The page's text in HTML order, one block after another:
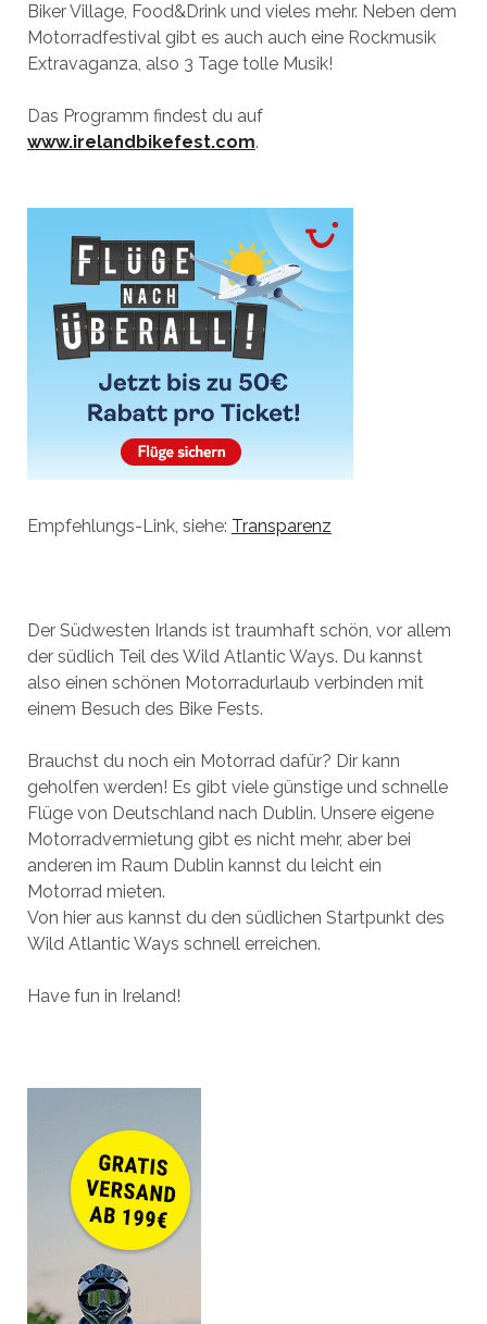
Biker Village, Food&Drink und vieles mehr. Neben dem
Motorradfestival gibt es auch auch eine Rockmusik
Extravaganza, also 3 Tage tolle Musik!
Das Programm findest du auf
www.irelandbikefest.com.
Empfehlungs-Link, siehe: Transparenz
Der Südwesten Irlands ist traumhaft schön, vor allem
der südlich Teil des Wild Atlantic Ways. Du kannst
also einen schönen Motorradurlaub verbinden mit
einem Besuch des Bike Fests.
Brauchst du noch ein Motorrad dafür? Dir kann
geholfen werden! Es gibt viele günstige und schnelle
Flüge von Deutschland nach Dublin. Unsere eigene
Motorradvermietung gibt es nicht mehr, aber bei
anderen im Raum Dublin kannst du leicht ein
Motorrad mieten.
Von hier aus kannst du den südlichen Startpunkt des
Wild Atlantic Ways schnell erreichen.
Have fun in Ireland!